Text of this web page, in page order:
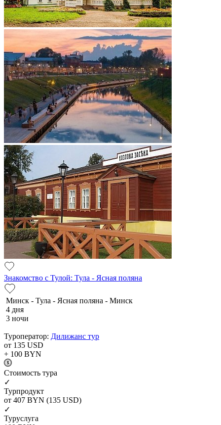
Знакомство с Тулой: Тула - Ясная поляна
Минск - Тула - Ясная поляна - Минск
4 дня
3 ночи
Туроператор: Дилижанс тур
от 135 USD
+ 100 BYN
Cтоимость тура
✓
Турпродукт
от 407 BYN (135 USD)
✓
Туруслуга